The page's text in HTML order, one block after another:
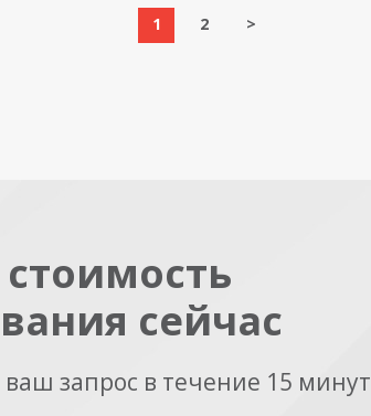
1 2 >
сейчас
запрос в течение 15 минут